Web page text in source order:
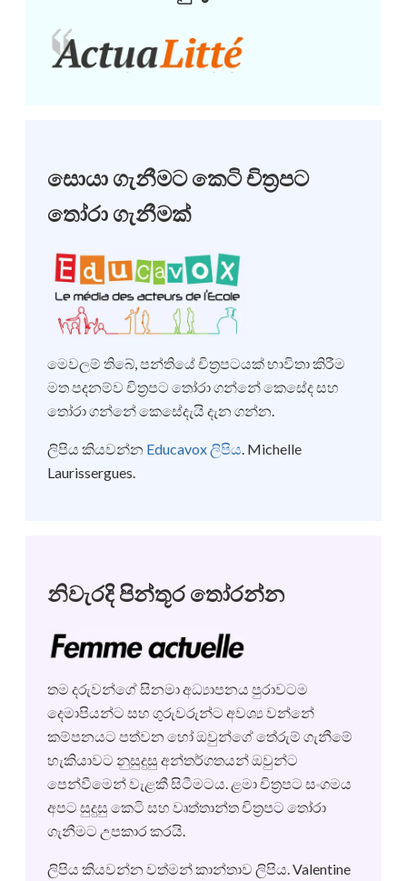
සොයා ගැනීමට කෙටි චිත්‍රපට
තෝරා ගැනීමක්
මෙවලම් තිබේ, පන්තියේ චිත්‍රපටයක් භාවිතා කිරීම
මත පදනම්ව චිත්‍රපට තෝරා ගන්නේ කෙසේද සහ
තෝරා ගන්නේ කෙසේදැයි දැන ගන්න.
ලිපිය කියවන්න Educavox ලිපිය. Michelle
Laurissergues.
නිවැරදි පින්තූර තෝරන්න
තම දරුවන්ගේ සිනමා අධ්‍යාපනය පුරාවටම
දෙමාපියන්ට සහ ගුරුවරුන්ට අවශ්‍ය වන්නේ
කම්පනයට පත්වන හෝ ඔවුන්ගේ තේරුම් ගැනීමේ
හැකියාවට නුසුදුසු අන්තර්ගතයන් ඔවුන්ට
පෙන්වීමෙන් වැළකී සිටීමටය. ළමා චිත්‍රපට සංගමය
අපට සුදුසු කෙටි සහ වෘත්තාන්ත චිත්‍රපට තෝරා
ගැනීමට උපකාර කරයි.
ලිපිය කියවන්න වත්මන් කාන්තාව ලිපිය. Valentine